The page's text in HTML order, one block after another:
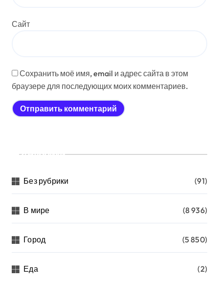
Сайт
Сохранить моё имя, email и адрес сайта в этом
браузере для последующих моих комментариев.
Рубрики
Без рубрики (91)
В мире (8 936)
Город (5 850)
Еда (2)